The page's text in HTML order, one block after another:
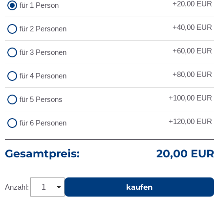
für 1 Person +20,00 EUR
für 2 Personen +40,00 EUR
für 3 Personen +60,00 EUR
für 4 Personen +80,00 EUR
für 5 Persons +100,00 EUR
für 6 Personen +120,00 EUR
Gesamtpreis: 20,00 EUR
Anzahl: kaufen